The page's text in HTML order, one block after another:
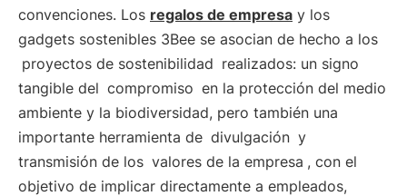
convenciones. Los regalos de empresa y los
gadgets sostenibles 3Bee se asocian de hecho a los
proyectos de sostenibilidad realizados: un signo
tangible del compromiso en la protección del medio
ambiente y la biodiversidad, pero también una
importante herramienta de divulgación y
transmisión de los valores de la empresa , con el
objetivo de implicar directamente a empleados,